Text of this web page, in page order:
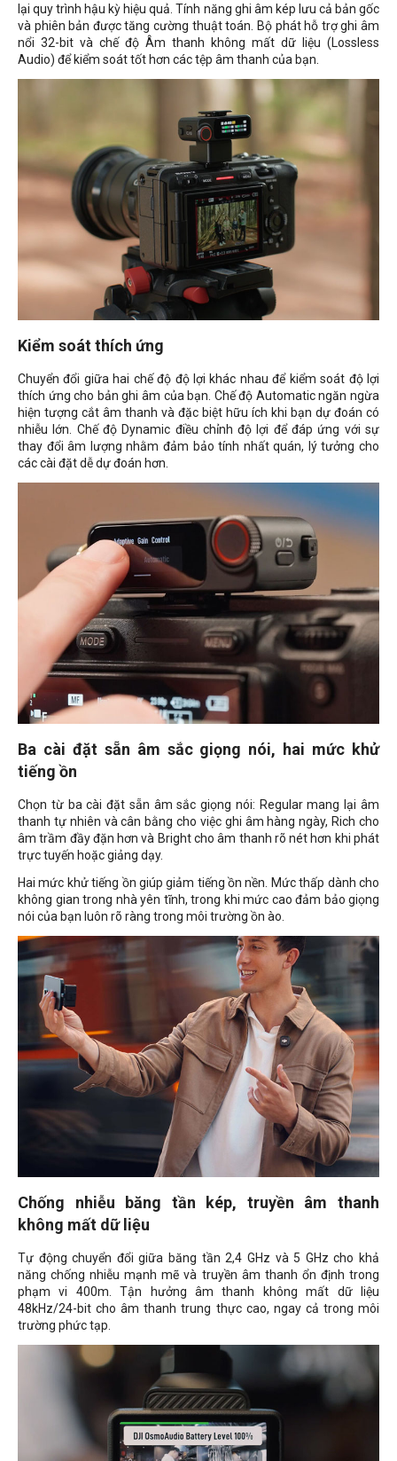
lại quy trình hậu kỳ hiệu quả. Tính năng ghi âm kép lưu cả bản gốc
và phiên bản được tăng cường thuật toán. Bộ phát hỗ trợ ghi âm
nổi 32-bit và chế độ Âm thanh không mất dữ liệu (Lossless
Audio) để kiểm soát tốt hơn các tệp âm thanh của bạn.
Kiểm soát thích ứng
Chuyển đổi giữa hai chế độ độ lợi khác nhau để kiểm soát độ lợi
thích ứng cho bản ghi âm của bạn. Chế độ Automaticngăn ngừa
hiện tượng cắt âm thanh và đặc biệt hữu ích khi bạn dự đoán có
nhiễu lớn. Chế độ Dynamic điều chỉnh độ lợi để đáp ứng với sự
thay đổi âm lượng nhằm đảm bảo tính nhất quán, lý tưởng cho
các cài đặt dễ dự đoán hơn.
Ba cài đặt sẵn âm sắc giọng nói, hai mức khử
tiếng ồn
Chọn từ ba cài đặt sẵn âm sắc giọng nói: Regularmang lại âm
thanh tự nhiên và cân bằng cho việc ghi âm hàng ngày, Richcho
âm trầm đầy đặn hơn và Brightcho âm thanh rõ nét hơn khi phát
trực tuyến hoặc giảng dạy.
Hai mức khử tiếng ồn giúp giảm tiếng ồn nền. Mức thấp dành cho
không gian trong nhà yên tĩnh, trong khi mức cao đảm bảo giọng
nói của bạn luôn rõ ràng trong môi trường ồn ào.
Chống nhiễu băng tần kép, truyền âm thanh
không mất dữ liệu
Tự động chuyển đổi giữa băng tần 2,4 GHz và 5 GHz cho khả
năng chống nhiễu mạnh mẽ và truyền âm thanh ổn định trong
phạm vi 400m. Tận hưởng âm thanh không mất dữ liệu
48kHz/24-bit cho âm thanh trung thực cao, ngay cả trong môi
trường phức tạp.